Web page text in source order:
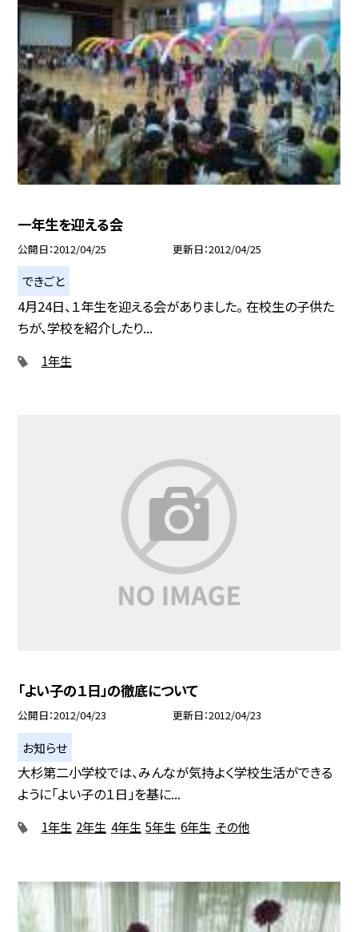
一年生を迎える会
公開日 2012/04/25 更新日 2012/04/25
できごと
4月24日、１年生を迎える会がありました。 在校生の子供た
ちが、学校を紹介したり...
1年生
「よい子の１日」の徹底について
公開日 2012/04/23 更新日 2012/04/23
お知らせ
大杉第二小学校では、みんなが気持よく学校生活ができる
ように「よい子の１日」を基に...
1年生 2年生 4年生 5年生 6年生 その他